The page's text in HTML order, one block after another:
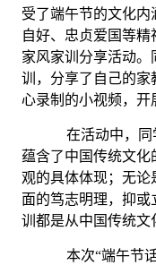
受了端午节的文化
自好、忠贞爱国等
家风家训分享活动
训，分享了自己的家
心录制的小视频，开
在活动中，
蕴含了中国传统文
观的具体体现；无论
面的笃志明理，抑
训都是从中国传统文
本次“端午节